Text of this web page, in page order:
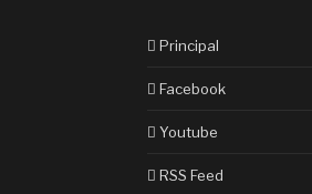
Principal
Facebook
Youtube
RSS Feed